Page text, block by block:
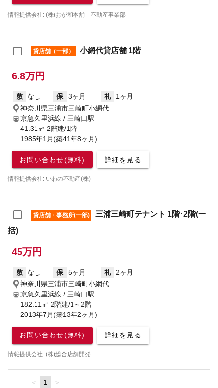
情報提供会社: (株)おが和本舗 不動産事業部
貸店舗（一部） 小網代貸店舗 1階
6.8万円
敷 なし 保 3ヶ月 礼
1ヶ月
神奈川県三浦市三崎町小網代
京急久里浜線 / 三崎口駅
41.31㎡ 2階建/1階
1985年1月(築41年8ヶ月)
お問い合わせ(無料) 詳細を見る
情報提供会社: いわの不動産(株)
貸店舗・事務所(一部)
三浦三崎町テナント 1階･2階(一
括)
45万円
敷 なし 保 5ヶ月 礼
2ヶ月
神奈川県三浦市三崎町小網代
京急久里浜線 / 三崎口駅
182.11㎡ 2階建/1～2階
2013年7月(築13年2ヶ月)
お問い合わせ(無料) 詳細を見る
情報提供会社: (株)総合店舗開発
page
You're
1 page